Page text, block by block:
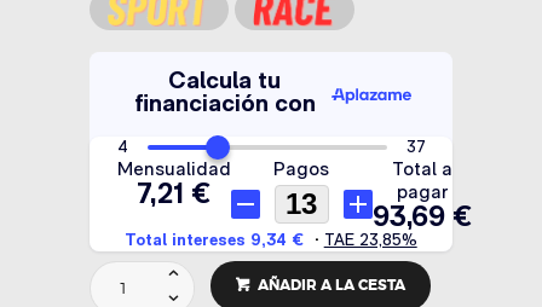
Termostato
racing
AÑADIR A LA CESTA